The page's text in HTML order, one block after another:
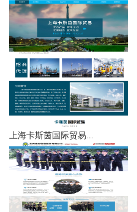
上海卡斯茵国际贸易...